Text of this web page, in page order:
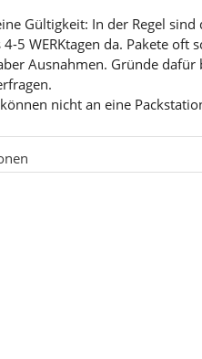
Gültigkeit: In der Regel
5 WERKtagen da. Pakete oft
Ausnahmen. Gründe
nicht an eine